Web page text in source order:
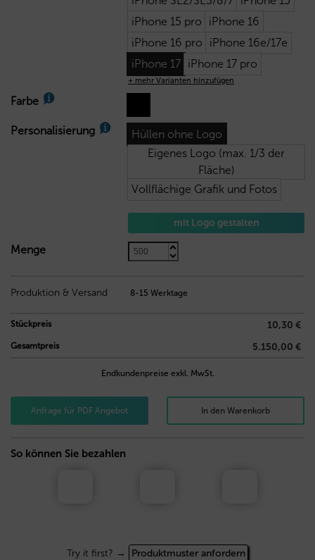
iPhone 15 pro
iPhone 16
iPhone 16 pro
iPhone 16e/17e
iPhone 17 iPhone 17 pro
+ mehr Varianten hinzufügen
Farbe
Personalisierung
Hüllen ohne Logo
Eigenes Logo (max. 1/3 der
Fläche)
Vollflächige Grafik und Fotos
mit Logo gestalten
Menge
Produktion & Versand 8-15 Werktage
Stückpreis 10,30 €
Gesamtpreis 5.150,00 €
Endkundenpreise exkl. MwSt.
Anfrage für PDF Angebot In den Warenkorb
So können Sie bezahlen
Try it first? → Produktmuster anfordern